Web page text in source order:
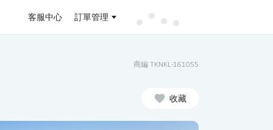
客服中心 訂單管理
商編 TKNKL-161055
收藏